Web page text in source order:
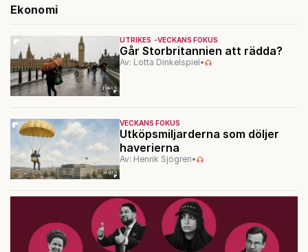
Ekonomi
UTRIKES VECKANS FOKUS
Går Storbritannien att rädda?
Av: Lotta Dinkelspiel•
VECKANS FOKUS
Utköpsmiljarderna som döljer
haverierna
Av: Henrik Sjögren•